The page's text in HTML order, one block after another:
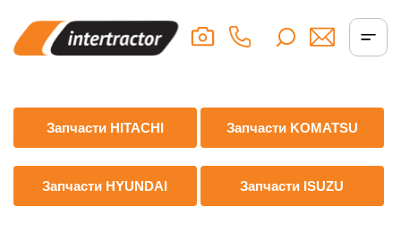
Запчасти HITACHI Запчасти KOMATSU
Запчасти HYUNDAI Запчасти ISUZU